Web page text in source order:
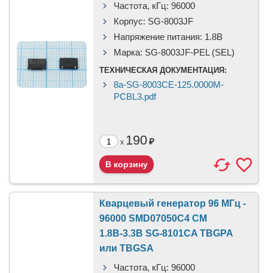
Частота, кГц: 96000
Корпус: SG-8003JF
Напряжение питания: 1.8В
Марка: SG-8003JF-PEL (SEL)
ТЕХНИЧЕСКАЯ ДОКУМЕНТАЦИЯ:
8a-SG-8003CE-125.0000M-
PCBL3.pdf
x 190₽
Кварцевый генератор 96 МГц -
96000 SMD07050C4 CM
1.8В-3.3В SG-8101CA TBGPA
или TBGSA
Частота, кГц: 96000